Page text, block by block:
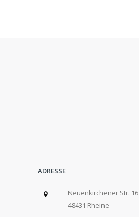
ADRESSE
Neuenkirchener Str. 16
48431 Rheine